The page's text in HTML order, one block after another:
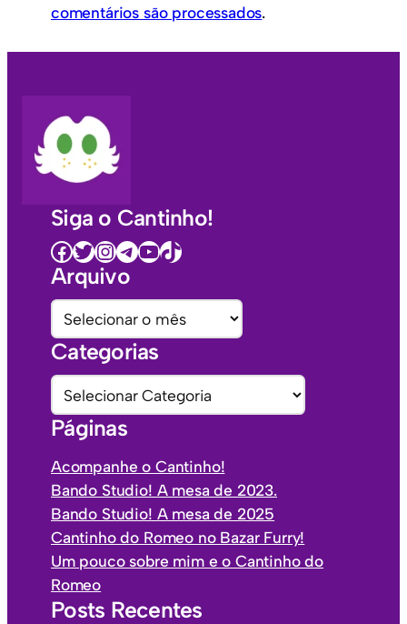
comentários são processados.
Siga o Cantinho!
Facebook Twitter InstagramTelegramYoutube TikTok
Arquivo
A
r
q
u
v
s
Categorias
C
a
t
e
g
o
i
a
s
Páginas
Acompanhe o Cantinho!
Bando Studio! A mesa de 2023.
Bando Studio! A mesa de 2025
Cantinho do Romeo no Bazar Furry!
Um pouco sobre mim e o Cantinho do
Romeo
Posts Recentes